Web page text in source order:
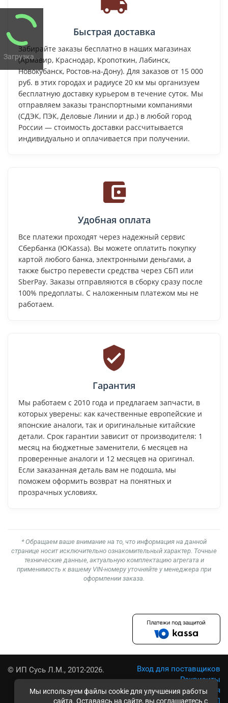
Мы используем файлы cookie для улучшения работы
сайта. Оставаясь на сайте, вы соглашаетесь с
Загрузка...
Быстрая доставка
Забирайте заказы бесплатно в наших магазинах
(Армавир, Краснодар, Кропоткин, Лабинск,
Новокубанск, Ростов-на-Дону). Для заказов от 15 000
руб. в этих городах и радиусе 20 км мы организуем
бесплатную доставку курьером в течение суток. Мы
отправляем заказы транспортными компаниями
(СДЭК, ПЭК, Деловые Линии и др.) в любой город
России — стоимость доставки рассчитывается
индивидуально и оплачивается при получении.
Удобная оплата
Все платежи проходят через надежный сервис
Сбербанка (ЮKassa). Вы можете оплатить покупку
картой любого банка, электронными деньгами, а
также быстро перевести средства через СБП или
SberPay. Заказы отправляются в сборку сразу после
100% предоплаты. С наложенным платежом мы не
работаем.
Гарантия
Мы работаем с 2010 года и предлагаем запчасти, в
которых уверены: как качественные европейские и
японские аналоги, так и оригинальные китайские
детали. Срок гарантии зависит от производителя: 1
месяц на бюджетные заменители, 6 месяцев на
проверенные аналоги и 12 месяцев на оригинал.
Если заказанная деталь вам не подошла, мы
поможем оформить возврат на понятных и
прозрачных условиях.
* Обращаем ваше внимание на то, что информация на данной
странице носит исключительно ознакомительный характер. Точные
технические данные, актуальную комплектацию агрегата и
применимость к вашему VIN-номеру уточняйте у менеджера при
оформлении заказа.
© ИП Сусь Л.М., 2012-2026.
Вход для поставщиков
Реквизиты
Условия использования
Политика обработки ПД